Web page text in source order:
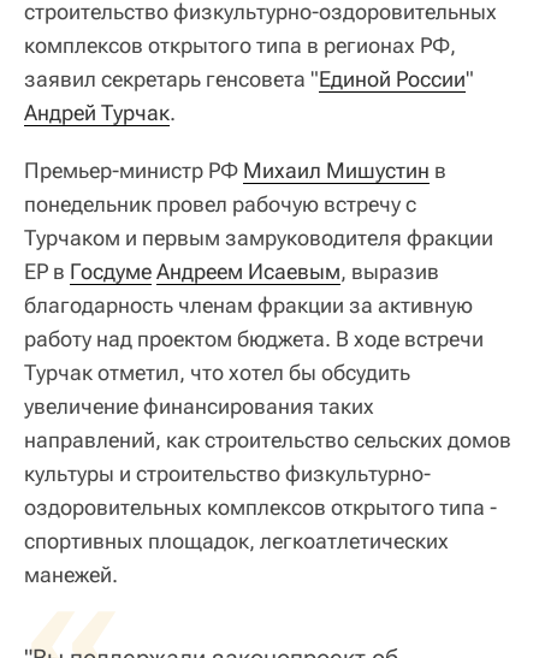
строительство физкультурно-оздоровительных
комплексов открытого типа в регионах РФ,
заявил секретарь генсовета "Единой России"
Андрей Турчак.
Премьер-министр РФ Михаил Мишустин в
понедельник провел рабочую встречу с
Турчаком и первым замруководителя фракции
ЕР в ГосдумеАндреем Исаевым, выразив
благодарность членам фракции за активную
работу над проектом бюджета. В ходе встречи
Турчак отметил, что хотел бы обсудить
увеличение финансирования таких
направлений, как строительство сельских домов
культуры и строительство физкультурно-
оздоровительных комплексов открытого типа -
спортивных площадок, легкоатлетических
манежей.